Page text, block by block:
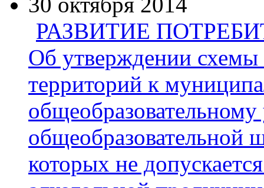
РАЗВИТИЕ
Об утверждении
территорий к
общеобразовательной
которых не